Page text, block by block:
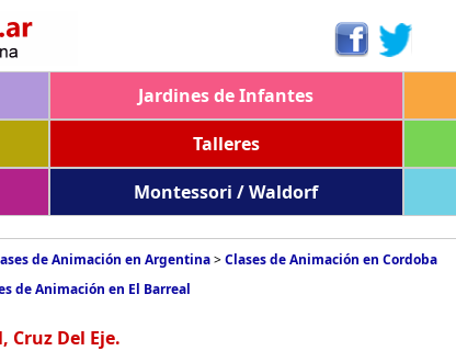
Jardines de Infantes
Talleres
Montessori / Waldorf
de Animación en Argentina>Clases de Animación en Cordoba
de Animación en El Barreal
Cruz Del Eje.